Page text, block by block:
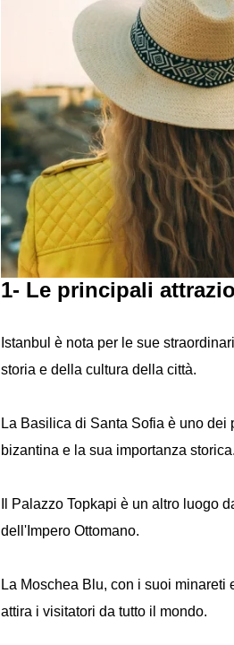
1- Le principali
Istanbul è nota per le sue
storia e della cultura della città.
La Basilica di Santa Sofia è uno
bizantina e la sua importanza storica.
Il Palazzo Topkapi è un altro luogo
dell'Impero Ottomano.
La Moschea Blu, con i suoi
attira i visitatori da tutto il mondo.